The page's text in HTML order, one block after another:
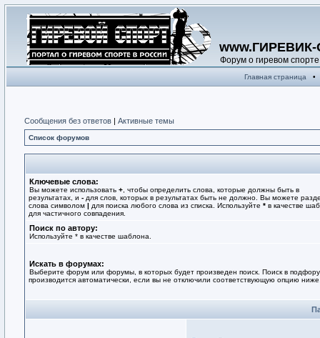
Форум о гиревом спорте
Главная страница •
Сообщения без ответов | Активные темы
Список форумов
Ключевые слова:
Вы можете использовать + , чтобы определить слова, которые должны быть в
результатах, и - для слов, которых в результатах быть не должно. Вы можете
слова символом | для поиска любого слова из списка. Используйте * в качестве
для частичного совпадения.
Поиск по автору:
Используйте * в качестве шаблона.
Искать в форумах:
Выберите форум или форумы, в которых будет произведен поиск. Поиск в
производится автоматически, если вы не отключили соответствующую опцию